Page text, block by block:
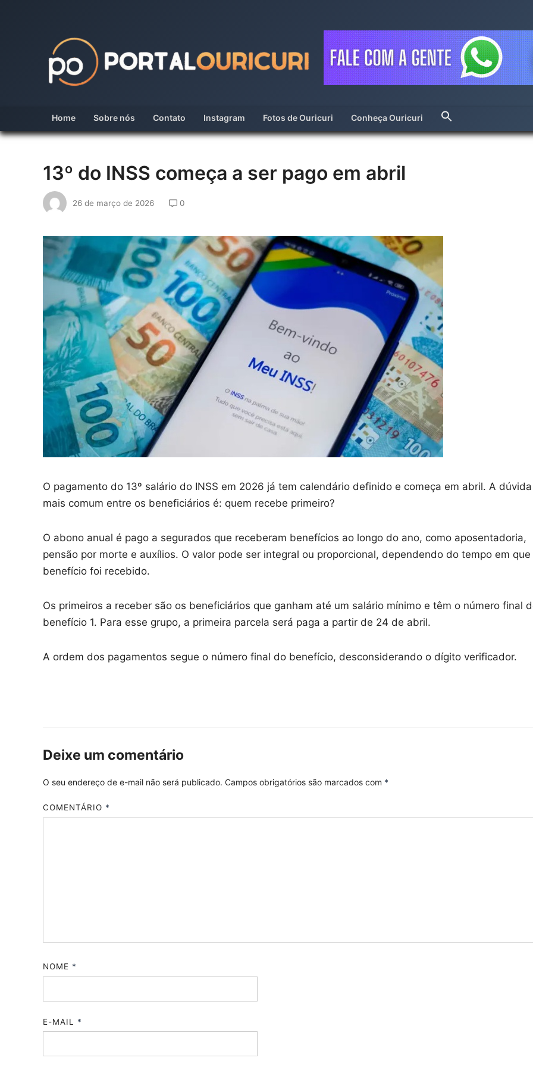
Home Sobre nós Contato Instagram Fotos de Ouricuri Conheça Ouricuri
13º do INSS começa a ser pago em abril
26 de março de 2026 0
O pagamento do 13º salário do INSS em 2026 já tem calendário definido e começa em abril. A dúvida
mais comum entre os beneficiários é: quem recebe primeiro?
O abono anual é pago a segurados que receberam benefícios ao longo do ano, como aposentadoria,
pensão por morte e auxílios. O valor pode ser integral ou proporcional, dependendo do tempo em que
benefício foi recebido.
Os primeiros a receber são os beneficiários que ganham até um salário mínimo e têm o número final
benefício 1. Para esse grupo, a primeira parcela será paga a partir de 24 de abril.
A ordem dos pagamentos segue o número final do benefício, desconsiderando o dígito verificador.
Deixe um comentário
O seu endereço de e-mail não será publicado. Campos obrigatórios são marcados com *
COMENTÁRIO *
NOME *
E-MAIL *